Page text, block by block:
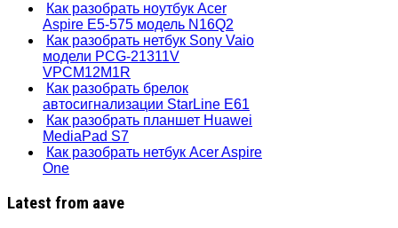
Как разобрать ноутбук Acer
Aspire E5-575 модель N16Q2
Как разобрать нетбук Sony Vaio
модели PCG-21311V
VPCM12M1R
Как разобрать брелок
автосигнализации StarLine E61
Как разобрать планшет Huawei
MediaPad S7
Как разобрать нетбук Acer Aspire
One
Latest from aave